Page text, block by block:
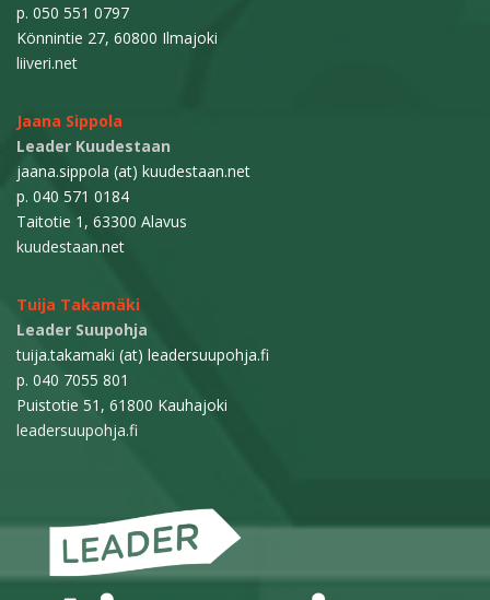
p. 050 551 0797
Könnintie 27, 60800 Ilmajoki
liiveri.net
Jaana Sippola
Leader Kuudestaan
jaana.sippola (at) kuudestaan.net
p. 040 571 0184
Taitotie 1, 63300 Alavus
kuudestaan.net
Tuija Takamäki
Leader Suupohja
tuija.takamaki (at) leadersuupohja.fi
p. 040 7055 801
Puistotie 51, 61800 Kauhajoki
leadersuupohja.fi